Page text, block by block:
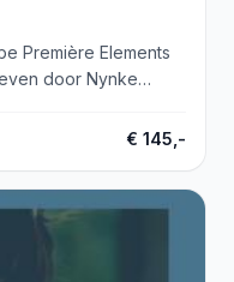
Première Elements
door Nynke
€ 145,-